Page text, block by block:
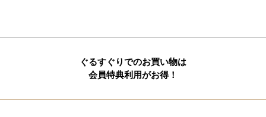
ぐるすぐりでのお買い物は
会員特典利用がお得！